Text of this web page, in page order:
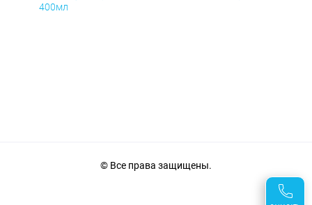
400мл
© Все права защищены.